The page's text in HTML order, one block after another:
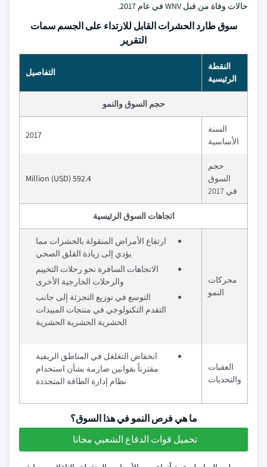
حالات وفاة من قبل WNV في عام 2017.
سوق طارد الحشرات القابل للارتداء على الجسم سمات
التقرير
النقطة
الرئيسية
التفاصيل
حجم السوق والنمو
السنة
الأساسية
2017
حجم
السوق
في 2017
592.4 Million (USD)
اتجاهات السوق الرئيسية
محركات
النمو
ارتفاع الأمراض المنقولة بالحشرات مما
يؤدي إلى زيادة القلق الصحي
الاتجاهات السافرة نحو رحلات التخييم
والرحلات الخارجية الأخرى
التوسع في توزيع التجزئة إلى جانب
التقدم التكنولوجي في منتجات المبيدات
الحشرية الحشرية الحشرية
العقبات
والتحديات
انخفاض التغلغل في المناطق الريفية
مقترناً بقوانين صارمة بشأن استخدام
نظام إدارة الطاقة المتجددة
ما هي فرص النمو في هذا السوق؟
تحميل قوات الدفاع الشعبي مجانا